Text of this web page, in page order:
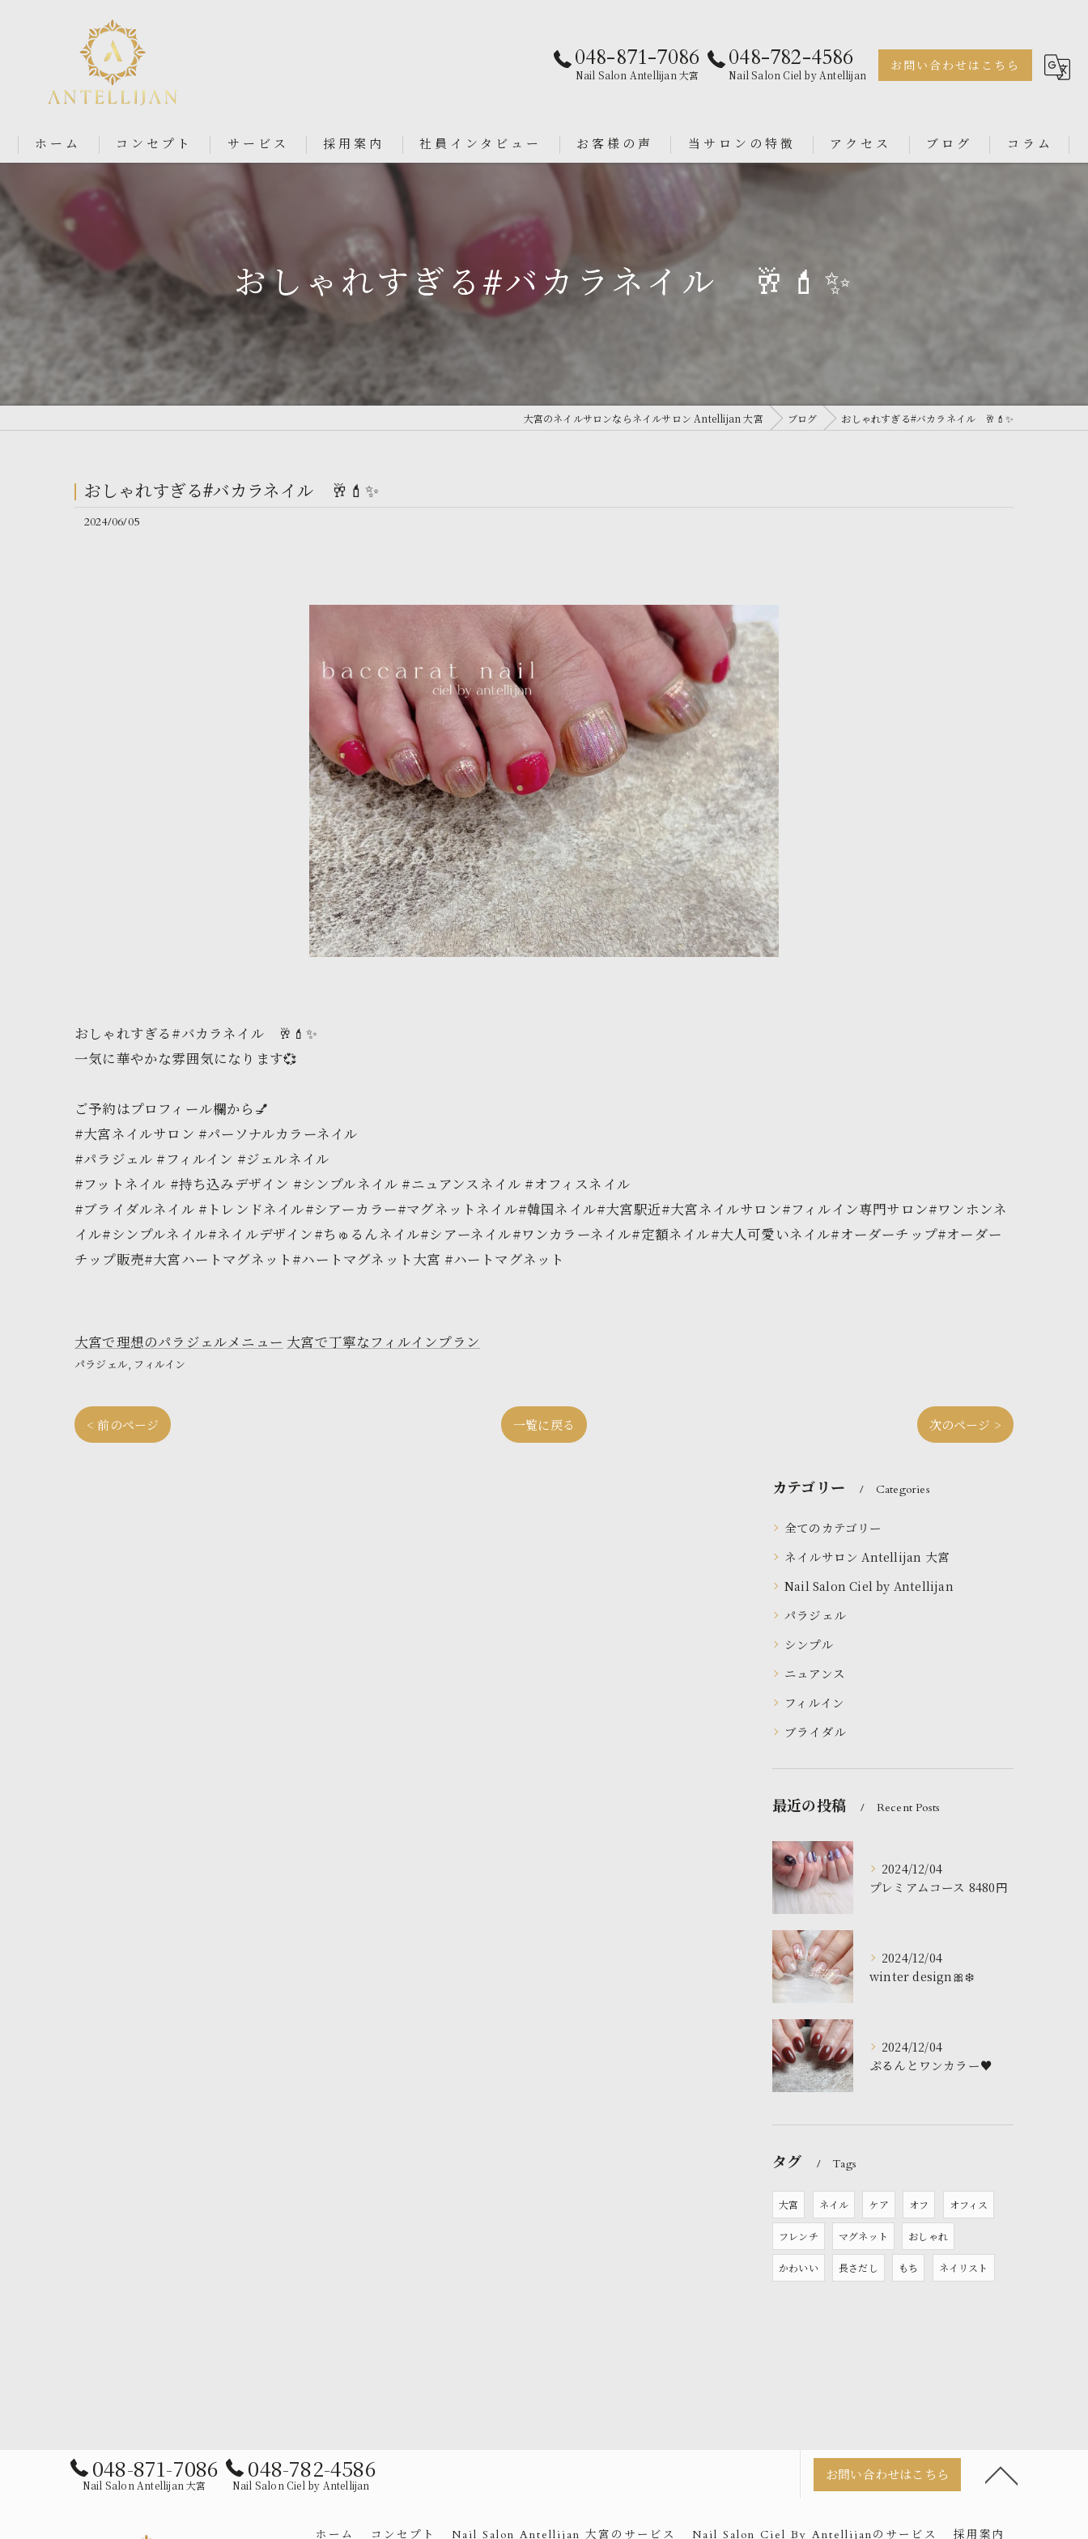
048-871-7086
Nail Salon Antellijan 大宮
048-782-4586
Nail Salon Ciel by Antellijan
お問い合わせはこちら
ホーム コンセプト サービス
Nail Salon Ciel By Antellijan
採用案内 社員インタビュー お客様の声 当サロンの特徴
ニュアンス
アクセス ブログ コラム
おしゃれすぎる#バカラネイル 🥂💄✨
大宮のネイルサロンならネイルサロン Antellijan 大宮 ブログ おしゃれすぎる#バカラネイル 🥂💄✨
おしゃれすぎる#バカラネイル 🥂💄✨
2024/06/05
おしゃれすぎる#バカラネイル 🥂💄✨
一気に華やかな雰囲気になります💞
ご予約はプロフィール欄から💅
#大宮ネイルサロン #パーソナルカラーネイル
#パラジェル #フィルイン #ジェルネイル
#フットネイル #持ち込みデザイン #シンプルネイル #ニュアンスネイル #オフィスネイル
#ブライダルネイル #トレンドネイル#シアーカラー#マグネットネイル#韓国ネイル#大宮駅近#大宮ネイルサロン#フィルイン専門サロン#ワンホンネ
イル#シンプルネイル#ネイルデザイン#ちゅるんネイル#シアーネイル#ワンカラーネイル#定額ネイル#大人可愛いネイル#オーダーチップ#オーダー
チップ販売#大宮ハートマグネット#ハートマグネット大宮 #ハートマグネット
大宮で理想のパラジェルメニュー 大宮で丁寧なフィルインプラン
パラジェル フィルイン
< 前のページ 一覧に戻る 次のページ >
カテゴリー Categories
全てのカテゴリー
ネイルサロン Antellijan 大宮
Nail Salon Ciel by Antellijan
パラジェル
シンプル
ニュアンス
フィルイン
ブライダル
最近の投稿 Recent Posts
2024/12/04
プレミアムコース 8480円
2024/12/04
winter design🎀❄️
2024/12/04
ぷるんとワンカラー♥️
タグ Tags
大宮 ネイル ケア オフ オフィス
フレンチ マグネット おしゃれ
かわいい 長さだし もち ネイリスト
048-871-7086
Nail Salon Antellijan 大宮
048-782-4586
Nail Salon Ciel by Antellijan
お問い合わせはこちら
ホーム コンセプト Nail Salon Antellijan 大宮のサービス Nail Salon Ciel By Antellijanのサービス 採用案内